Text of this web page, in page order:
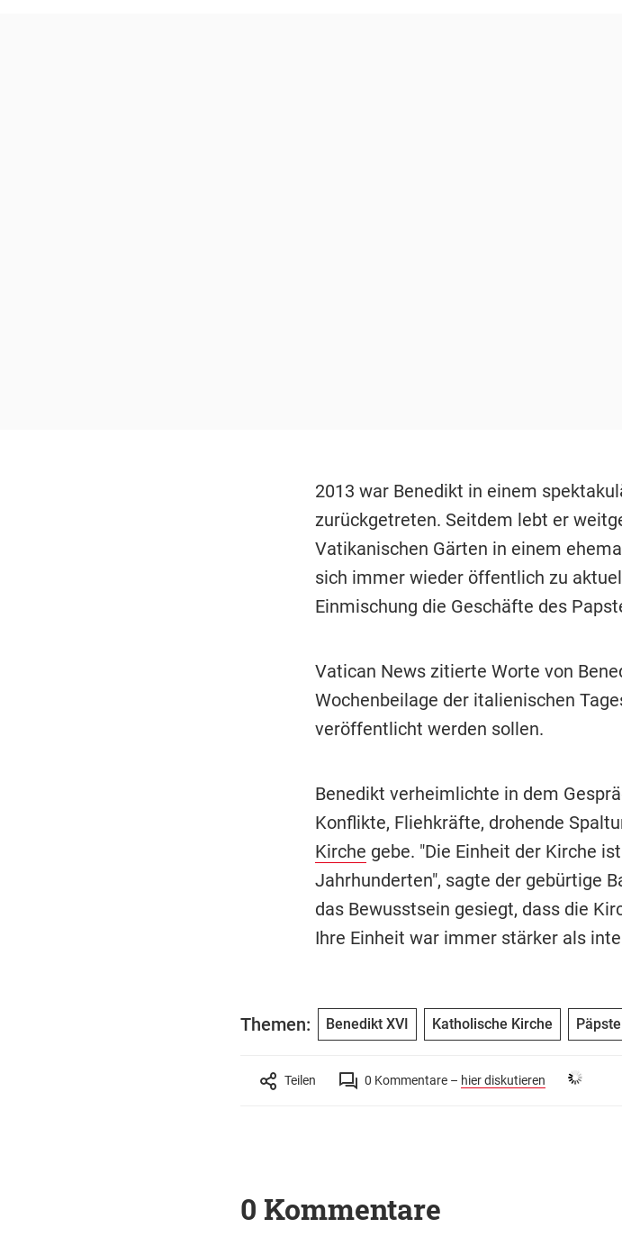
2013 war Benedikt in einem
zurückgetreten. Seitdem lebt er
Vatikanischen Gärten in einem
sich immer wieder öffentlich zu
Einmischung die Geschäfte des
Vatican News zitierte Worte von
Wochenbeilage der italienischen
veröffentlicht werden sollen.
Benedikt verheimlichte in dem
Konflikte, Fliehkräfte, drohende
Kirche gebe. "Die Einheit der Kirche
Jahrhunderten", sagte der gebürtige
das Bewusstsein gesiegt, dass die
Ihre Einheit war immer stärker als
Themen: Benedikt XVI Katholische Kirche Päpste
Teilen 0 Kommentare – hier diskutieren
0 Kommentare